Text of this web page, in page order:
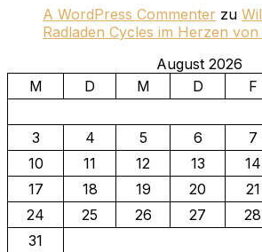
A WordPress Commenter zu
Radladen Cycles im Herzen
August 2026
M
D M D F
3
4 5 6 7
10
11 12 13 14
17
18 19 20 21
24
25 26 27 28
31